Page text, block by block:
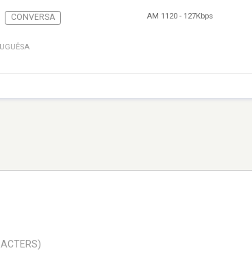
CONVERSA AM 1120 - 127Kbps